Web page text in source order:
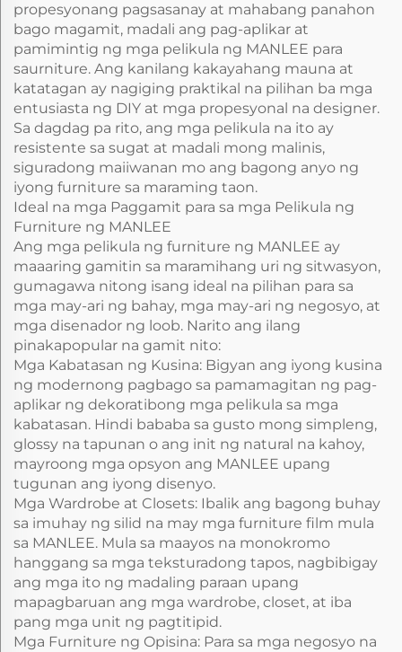
propesyonang pagsasanay at mahabang panahon
bago magamit, madali ang pag-aplikar at
pamimintig ng mga pelikula ng MANLEE para
saurniture. Ang kanilang kakayahang mauna at
katatagan ay nagiging praktikal na pilihan ba mga
entusiasta ng DIY at mga propesyonal na designer.
Sa dagdag pa rito, ang mga pelikula na ito ay
resistente sa sugat at madali mong malinis,
siguradong maiiwanan mo ang bagong anyo ng
iyong furniture sa maraming taon.
Ideal na mga Paggamit para sa mga Pelikula ng
Furniture ng MANLEE
Ang mga pelikula ng furniture ng MANLEE ay
maaaring gamitin sa maramihang uri ng sitwasyon,
gumagawa nitong isang ideal na pilihan para sa
mga may-ari ng bahay, mga may-ari ng negosyo, at
mga disenador ng loob. Narito ang ilang
pinakapopular na gamit nito:
Mga Kabatasan ng Kusina: Bigyan ang iyong kusina
ng modernong pagbago sa pamamagitan ng pag-
aplikar ng dekoratibong mga pelikula sa mga
kabatasan. Hindi bababa sa gusto mong simpleng,
glossy na tapunan o ang init ng natural na kahoy,
mayroong mga opsyon ang MANLEE upang
tugunan ang iyong disenyo.
Mga Wardrobe at Closets: Ibalik ang bagong buhay
sa imuhay ng silid na may mga furniture film mula
sa MANLEE. Mula sa maayos na monokromo
hanggang sa mga teksturadong tapos, nagbibigay
ang mga ito ng madaling paraan upang
mapagbaruan ang mga wardrobe, closet, at iba
pang mga unit ng pagtitipid.
Mga Furniture ng Opisina: Para sa mga negosyo na